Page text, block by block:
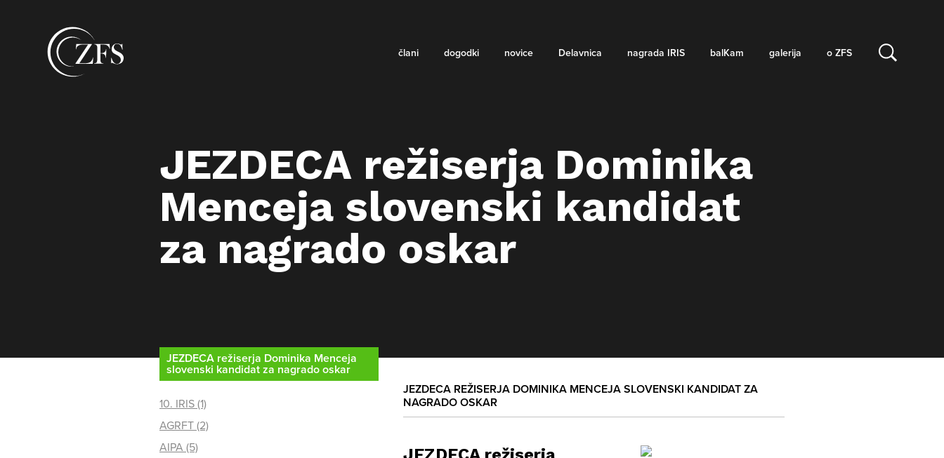
člani dogodki novice Delavnica nagrada IRIS balKam galerija o ZFS
JEZDECA režiserja Dominika
Menceja slovenski kandidat
za nagrado oskar
JEZDECA režiserja Dominika Menceja
slovenski kandidat za nagrado oskar
10. IRIS (1)
AGRFT (2)
AIPA (5)
JEZDECA REŽISERJA DOMINIKA MENCEJA SLOVENSKI KANDIDAT ZA
NAGRADO OSKAR